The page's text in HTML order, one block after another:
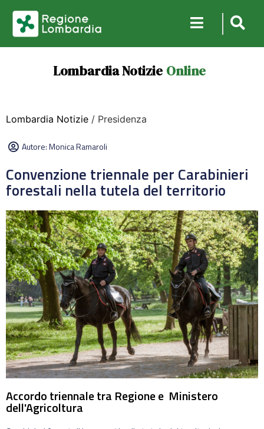
Lombardia Notizie Online
Lombardia Notizie / Presidenza
Autore:Monica Ramaroli
Convenzione triennale per Carabinieri
forestali nella tutela del territorio
Accordo triennale tra Regione e Ministero
dell'Agricoltura